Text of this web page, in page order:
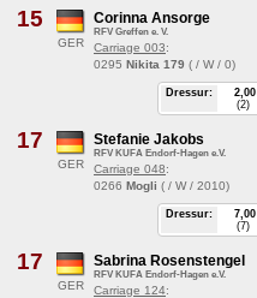
15
GER
Corinna Ansorge
RFV Greffen e. V.
Carriage 003:
0295 Nikita 179 ( / W / 0)
Dressur:
2,00
(2)
17
GER
Stefanie Jakobs
RFV KUFA Endorf-Hagen e.V.
Carriage 048:
0266 Mogli ( / W / 2010)
Dressur:
7,00
(7)
17
GER
Sabrina Rosenstengel
RFV KUFA Endorf-Hagen e.V.
Carriage 124: